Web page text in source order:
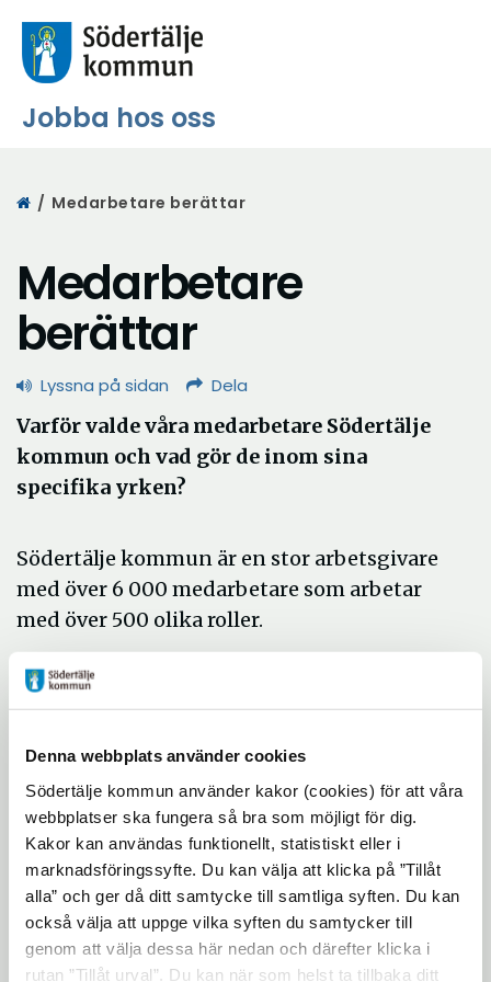
Denna webbplats använder cookies
Södertälje kommun använder kakor (cookies) för att våra
webbplatser ska fungera så bra som möjligt för dig.
Kakor kan användas funktionellt, statistiskt eller i
marknadsföringssyfte. Du kan välja att klicka på ”Tillåt
alla” och ger då ditt samtycke till samtliga syften. Du kan
också välja att uppge vilka syften du samtycker till
genom att välja dessa här nedan och därefter klicka i
rutan ”Tillåt urval”. Du kan när som helst ta tillbaka ditt
Jobba hos oss
Start
/ Medarbetare berättar
Medarbetare
berättar
Lyssna på sidan Dela
Varför valde våra medarbetare Södertälje
kommun och vad gör de inom sina
specifika yrken?
Södertälje kommun är en stor arbetsgivare
med över 6 000 medarbetare som arbetar
med över 500 olika roller.
som:
-fältare
-förskollärare
-grundskollärare
-gruppledare inom socialkontoret
-miljöinspektör
-rehabiliteringsassistent
socialsekreterare för barn och ungdom
-undersköterska